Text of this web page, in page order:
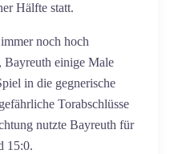
Hälfte statt.
noch hoch
einige Male
in die gegnerische
Torabschlüsse
nutzte Bayreuth für
15:0.